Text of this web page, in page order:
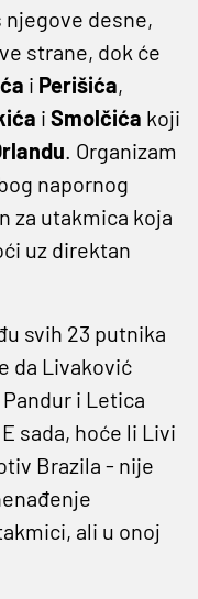
njegove desne,
strane, dok će
i Perišića,
i Smolčića koji
. Organizam
napornog
za utakmica koja
uz direktan
svih 23 putnika
da Livaković
i Letica
sada, hoće li Livi
Brazila - nije
ali u onoj